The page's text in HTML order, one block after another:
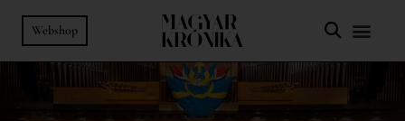
Webshop